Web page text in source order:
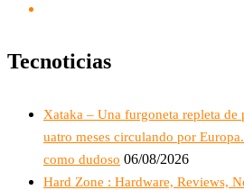
Tecnoticias
Xataka – Una furgoneta repleta de
uatro meses circulando por
como dudoso 06/08/2026
Hard Zone : Hardware, Reviews,